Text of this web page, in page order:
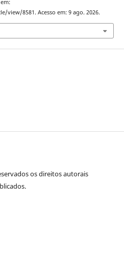
8581. Acesso em: 9 ago. 2026.
os direitos autorais